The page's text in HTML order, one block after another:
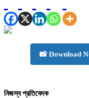
📸 Download
নিজস্ব প্রতিবেদক